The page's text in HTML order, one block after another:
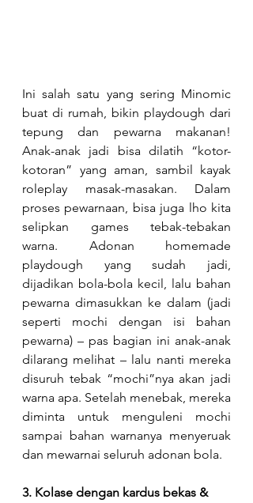
Ini salah satu yang sering Minomic
buat di rumah, bikin playdough dari
tepung dan pewarna makanan!
Anak-anak jadi bisa dilatih “kotor-
kotoran” yang aman, sambil kayak
roleplay masak-masakan. Dalam
proses pewarnaan, bisa juga lho kita
selipkan games tebak-tebakan
warna. Adonan homemade
playdough yang sudah jadi,
dijadikan bola-bola kecil, lalu bahan
pewarna dimasukkan ke dalam (jadi
seperti mochi dengan isi bahan
pewarna) – pas bagian ini anak-anak
dilarang melihat – lalu nanti mereka
disuruh tebak “mochi”nya akan jadi
warna apa. Setelah menebak, mereka
diminta untuk menguleni mochi
sampai bahan warnanya menyeruak
dan mewarnai seluruh adonan bola.
3. Kolase dengan kardus bekas &